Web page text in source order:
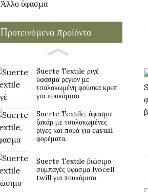
Άλλο ύφασμα
Προτεινόμενα προϊόντα
Suerte Textile ριγέ
ύφασμα ρεγιόν με
τσαλακωμένη φούσκα κρεπ
για πουκάμισο
Suerte Textile, ύφασμα
ζακάρ με τσαλακωμένες
ρίγες και πουά για casual
φορέματα.
Suerte Textile βιώσιμο
συμπαγές ύφασμα lyocell
twill για πουκάμισα